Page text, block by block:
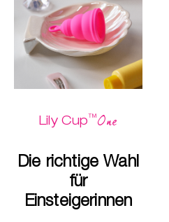
Lily Cup™One
Die richtige Wahl
für
Einsteigerinnen